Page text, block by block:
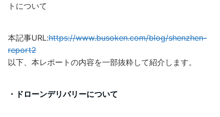
トについて
本記事URL:https://www.busoken.com/blog/shenzhen-
report2
以下、本レポートの内容を一部抜粋して紹介します。
・ドローンデリバリーについて